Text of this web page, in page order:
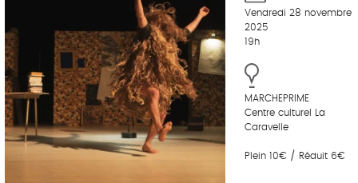
Vendredi 28 novembre
2025
19h
MARCHEPRIME
Centre culturel La
Caravelle
Plein 10€ / Réduit 6€